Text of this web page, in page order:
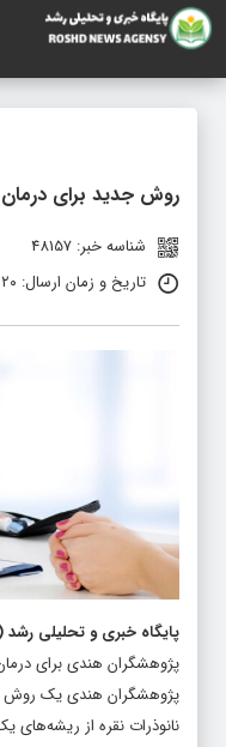
روش جدید برای درمان
شناسه خبر: 48157
تاریخ و زمان ارسال: ۲۰ مرداد ۱۴۰۴ ساعت ۱۴:۳۶
پایگاه خبری و تحلیلی رشد
پژوهشگران هندی برای درمان
پژوهشگران هندی یک روش
نانوذرات نقره از ریشه‌های